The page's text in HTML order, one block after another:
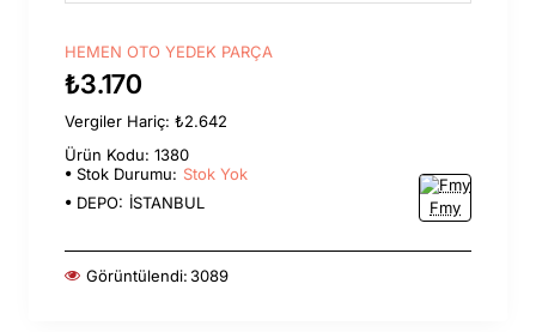
HEMEN OTO YEDEK PARÇA
₺3.170
Vergiler Hariç: ₺2.642
Ürün Kodu: 1380
Stok Durumu: Stok Yok
DEPO: İSTANBUL Fmy
Görüntülendi: 3089